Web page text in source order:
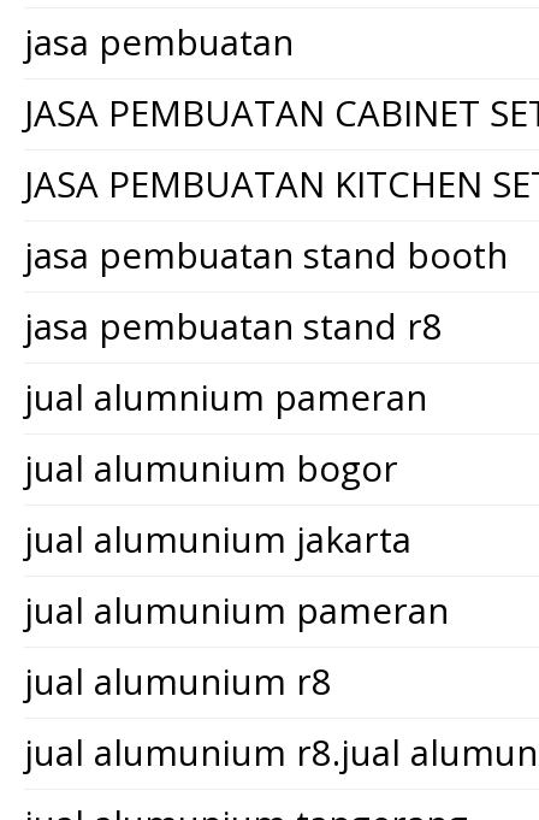
jasa pembuatan
JASA PEMBUATAN CABINET
JASA PEMBUATAN KITCHEN
jasa pembuatan stand booth
jasa pembuatan stand r8
jual alumnium pameran
jual alumunium bogor
jual alumunium jakarta
jual alumunium pameran
jual alumunium r8
jual alumunium r8.jual